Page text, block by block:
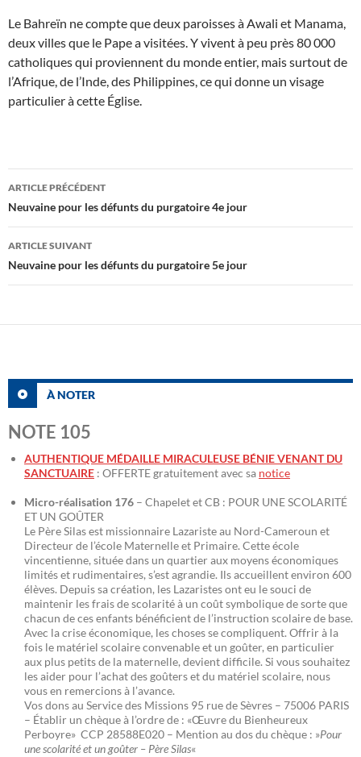
Le Bahreïn ne compte que deux paroisses à Awali et Manama,
deux villes que le Pape a visitées. Y vivent à peu près 80 000
catholiques qui proviennent du monde entier, mais surtout de
l’Afrique, de l’Inde, des Philippines, ce qui donne un visage
particulier à cette Église.
Navigation
des
articles
ARTICLE PRÉCÉDENT
Neuvaine pour les défunts du purgatoire 4e jour
ARTICLE SUIVANT
Neuvaine pour les défunts du purgatoire 5e jour
À NOTER
NOTE 105
AUTHENTIQUE MÉDAILLE MIRACULEUSE BÉNIE VENANT DU
SANCTUAIRE : OFFERTE gratuitement avec sa notice
Micro-réalisation 176 – Chapelet et CB : POUR UNE SCOLARITÉ
ET UN GOÛTER
Le Père Silas est missionnaire Lazariste au Nord-Cameroun et
Directeur de l’école Maternelle et Primaire. Cette école
vincentienne, située dans un quartier aux moyens économiques
limités et rudimentaires, s’est agrandie. Ils accueillent environ 600
élèves. Depuis sa création, les Lazaristes ont eu le souci de
maintenir les frais de scolarité à un coût symbolique de sorte que
chacun de ces enfants bénéficient de l’instruction scolaire de base.
Avec la crise économique, les choses se compliquent. Offrir à la
fois le matériel scolaire convenable et un goûter, en particulier
aux plus petits de la maternelle, devient difficile. Si vous souhaitez
les aider pour l’achat des goûters et du matériel scolaire, nous
vous en remercions à l’avance.
Vos dons au Service des Missions 95 rue de Sèvres – 75006 PARIS
– Établir un chèque à l’ordre de : «Œuvre du Bienheureux
Perboyre» CCP 28588E020 – Mention au dos du chèque : »Pour
une scolarité et un goûter – Père Silas«